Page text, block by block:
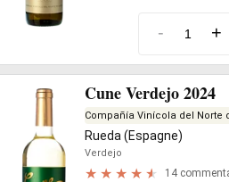
- +
Cune Verdejo 2024
Compañía Vinícola del Norte
Rueda (Espagne)
Verdejo
14